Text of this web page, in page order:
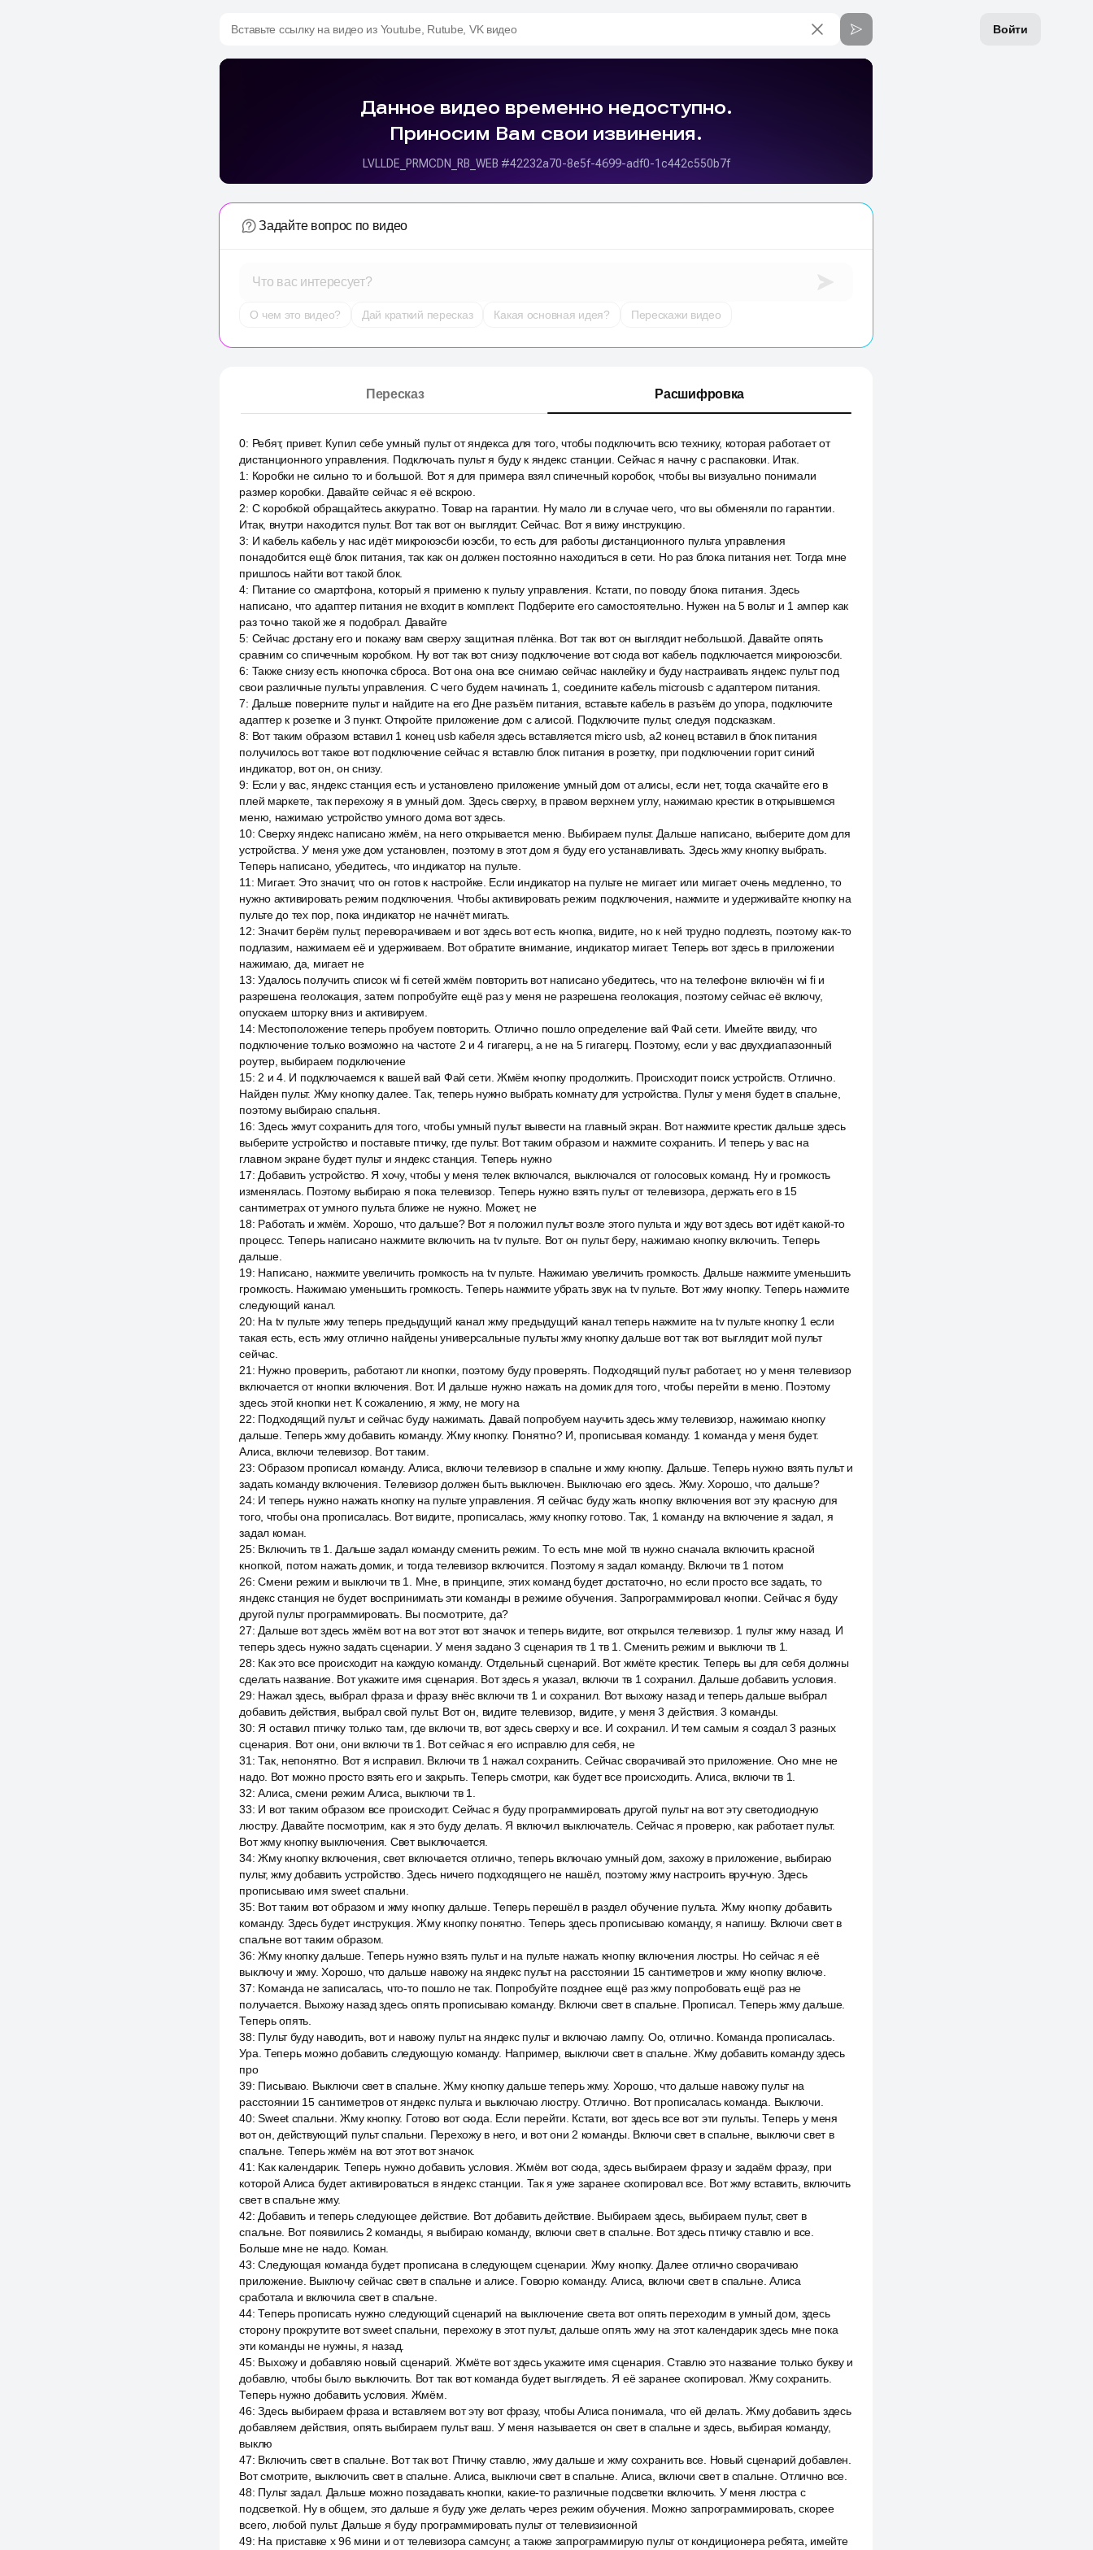
Войти
Вставьте ссылку на видео из Youtube, Rutube, VK видео
Задайте вопрос по видео
Что вас интересует?
О чем это видео? Дай краткий пересказ Какая основная идея? Перескажи видео
Пересказ Расшифровка
0: Ребят, привет. Купил себе умный пульт от яндекса для того, чтобы подключить всю технику, которая работает от
дистанционного управления. Подключать пульт я буду к яндекс станции. Сейчас я начну с распаковки. Итак.
1 : Коробки не сильно то и большой. Вот я для примера взял спичечный коробок, чтобы вы визуально понимали
размер коробки. Давайте сейчас я её вскрою.
2: С коробкой обращайтесь аккуратно. Товар на гарантии. Ну мало ли в случае чего, что вы обменяли по гарантии.
Итак, внутри находится пульт. Вот так вот он выглядит. Сейчас. Вот я вижу инструкцию.
3: И кабель кабель у нас идёт микроюэсби юэсби, то есть для работы дистанционного пульта управления
понадобится ещё блок питания, так как он должен постоянно находиться в сети. Но раз блока питания нет. Тогда мне
пришлось найти вот такой блок.
4: Питание со смартфона, который я применю к пульту управления. Кстати, по поводу блока питания. Здесь
написано, что адаптер питания не входит в комплект. Подберите его самостоятельно. Нужен на 5 вольт и 1 ампер как
раз точно такой же я подобрал. Давайте
5: Сейчас достану его и покажу вам сверху защитная плёнка. Вот так вот он выглядит небольшой. Давайте опять
сравним со спичечным коробком. Ну вот так вот снизу подключение вот сюда вот кабель подключается микроюэсби.
6: Также снизу есть кнопочка сброса. Вот она она все снимаю сейчас наклейку и буду настраивать яндекс пульт под
свои различные пульты управления. С чего будем начинать 1, соедините кабель microusb с адаптером питания.
7: Дальше поверните пульт и найдите на его Дне разъём питания, вставьте кабель в разъём до упора, подключите
адаптер к розетке и 3 пункт. Откройте приложение дом с алисой. Подключите пульт, следуя подсказкам.
8: Вот таким образом вставил 1 конец usb кабеля здесь вставляется micro usb, a2 конец вставил в блок питания
получилось вот такое вот подключение сейчас я вставлю блок питания в розетку, при подключении горит синий
индикатор, вот он, он снизу.
9: Если у вас, яндекс станция есть и установлено приложение умный дом от алисы, если нет, тогда скачайте его в
плей маркете, так перехожу я в умный дом. Здесь сверху, в правом верхнем углу, нажимаю крестик в открывшемся
меню, нажимаю устройство умного дома вот здесь.
10:Сверху яндекс написано жмём, на него открывается меню. Выбираем пульт. Дальше написано, выберите дом для
устройства. У меня уже дом установлен, поэтому в этот дом я буду его устанавливать. Здесь жму кнопку выбрать.
Теперь написано, убедитесь, что индикатор на пульте.
11 : Мигает. Это значит, что он готов к настройке. Если индикатор на пульте не мигает или мигает очень медленно, то
нужно активировать режим подключения. Чтобы активировать режим подключения, нажмите и удерживайте кнопку на
пульте до тех пор, пока индикатор не начнёт мигать.
12:Значит берём пульт, переворачиваем и вот здесь вот есть кнопка, видите, но к ней трудно подлезть, поэтому как-то
подлазим, нажимаем её и удерживаем. Вот обратите внимание, индикатор мигает. Теперь вот здесь в приложении
нажимаю, да, мигает не
13:Удалось получить список wi fi сетей жмём повторить вот написано убедитесь, что на телефоне включён wi fi и
разрешена геолокация, затем попробуйте ещё раз у меня не разрешена геолокация, поэтому сейчас её включу,
опускаем шторку вниз и активируем.
14: Местоположение теперь пробуем повторить. Отлично пошло определение вай Фай сети. Имейте ввиду, что
подключение только возможно на частоте 2 и 4 гигагерц, а не на 5 гигагерц. Поэтому, если у вас двухдиапазонный
роутер, выбираем подключение
15: 2 и 4. И подключаемся к вашей вай Фай сети. Жмём кнопку продолжить. Происходит поиск устройств. Отлично.
Найден пульт. Жму кнопку далее. Так, теперь нужно выбрать комнату для устройства. Пульт у меня будет в спальне,
поэтому выбираю спальня.
16:Здесь жмут сохранить для того, чтобы умный пульт вывести на главный экран. Вот нажмите крестик дальше здесь
выберите устройство и поставьте птичку, где пульт. Вот таким образом и нажмите сохранить. И теперь у вас на
главном экране будет пульт и яндекс станция. Теперь нужно
17: Добавить устройство. Я хочу, чтобы у меня телек включался, выключался от голосовых команд. Ну и громкость
изменялась. Поэтому выбираю я пока телевизор. Теперь нужно взять пульт от телевизора, держать его в 15
сантиметрах от умного пульта ближе не нужно. Может, не
18: Работать и жмём. Хорошо, что дальше? Вот я положил пульт возле этого пульта и жду вот здесь вот идёт какой-то
процесс. Теперь написано нажмите включить на tv пульте. Вот он пульт беру, нажимаю кнопку включить. Теперь
дальше.
19: Написано, нажмите увеличить громкость на tv пульте. Нажимаю увеличить громкость. Дальше нажмите уменьшить
громкость. Нажимаю уменьшить громкость. Теперь нажмите убрать звук на tv пульте. Вот жму кнопку. Теперь нажмите
следующий канал.
20: На tv пульте жму теперь предыдущий канал жму предыдущий канал теперь нажмите на tv пульте кнопку 1 если
такая есть, есть жму отлично найдены универсальные пульты жму кнопку дальше вот так вот выглядит мой пульт
сейчас.
21 : Нужно проверить, работают ли кнопки, поэтому буду проверять. Подходящий пульт работает, но у меня телевизор
включается от кнопки включения. Вот. И дальше нужно нажать на домик для того, чтобы перейти в меню. Поэтому
здесь этой кнопки нет. К сожалению, я жму, не могу на
22: Подходящий пульт и сейчас буду нажимать. Давай попробуем научить здесь жму телевизор, нажимаю кнопку
дальше. Теперь жму добавить команду. Жму кнопку. Понятно? И, прописывая команду. 1 команда у меня будет.
Алиса, включи телевизор. Вот таким.
23:Образом прописал команду. Алиса, включи телевизор в спальне и жму кнопку. Дальше. Теперь нужно взять пульт и
задать команду включения. Телевизор должен быть выключен. Выключаю его здесь. Жму. Хорошо, что дальше?
24: И теперь нужно нажать кнопку на пульте управления. Я сейчас буду жать кнопку включения вот эту красную для
того, чтобы она прописалась. Вот видите, прописалась, жму кнопку готово. Так, 1 команду на включение я задал, я
задал коман.
25: Включить тв 1. Дальше задал команду сменить режим. То есть мне мой тв нужно сначала включить красной
кнопкой, потом нажать домик, и тогда телевизор включится. Поэтому я задал команду. Включи тв 1 потом
26:Смени режим и выключи тв 1. Мне, в принципе, этих команд будет достаточно, но если просто все задать, то
яндекс станция не будет воспринимать эти команды в режиме обучения. Запрограммировал кнопки. Сейчас я буду
другой пульт программировать. Вы посмотрите, да?
27: Дальше вот здесь жмём вот на вот этот вот значок и теперь видите, вот открылся телевизор. 1 пульт жму назад. И
теперь здесь нужно задать сценарии. У меня задано 3 сценария тв 1 тв 1. Сменить режим и выключи тв 1.
28: Как это все происходит на каждую команду. Отдельный сценарий. Вот жмёте крестик. Теперь вы для себя должны
сделать название. Вот укажите имя сценария. Вот здесь я указал, включи тв 1 сохранил. Дальше добавить условия.
29: Нажал здесь, выбрал фраза и фразу внёс включи тв 1 и сохранил. Вот выхожу назад и теперь дальше выбрал
добавить действия, выбрал свой пульт. Вот он, видите телевизор, видите, у меня 3 действия. 3 команды.
30: Я оставил птичку только там, где включи тв, вот здесь сверху и все. И сохранил. И тем самым я создал 3 разных
сценария. Вот они, они включи тв 1. Вот сейчас я его исправлю для себя, не
31 :Так, непонятно. Вот я исправил. Включи тв 1 нажал сохранить. Сейчас сворачивай это приложение. Оно мне не
надо. Вот можно просто взять его и закрыть. Теперь смотри, как будет все происходить. Алиса, включи тв 1.
32:Алиса, смени режим Алиса, выключи тв 1.
33: И вот таким образом все происходит. Сейчас я буду программировать другой пульт на вот эту светодиодную
люстру. Давайте посмотрим, как я это буду делать. Я включил выключатель. Сейчас я проверю, как работает пульт.
Вот жму кнопку выключения. Свет выключается.
34:Жму кнопку включения, свет включается отлично, теперь включаю умный дом, захожу в приложение, выбираю
пульт, жму добавить устройство. Здесь ничего подходящего не нашёл, поэтому жму настроить вручную. Здесь
прописываю имя sweet спальни.
35: Вот таким вот образом и жму кнопку дальше. Теперь перешёл в раздел обучение пульта. Жму кнопку добавить
команду. Здесь будет инструкция. Жму кнопку понятно. Теперь здесь прописываю команду, я напишу. Включи свет в
спальне вот таким образом.
36:Жму кнопку дальше. Теперь нужно взять пульт и на пульте нажать кнопку включения люстры. Но сейчас я её
выключу и жму. Хорошо, что дальше навожу на яндекс пульт на расстоянии 15 сантиметров и жму кнопку включе.
37: Команда не записалась, что-то пошло не так. Попробуйте позднее ещё раз жму попробовать ещё раз не
получается. Выхожу назад здесь опять прописываю команду. Включи свет в спальне. Прописал. Теперь жму дальше.
Теперь опять.
38: Пульт буду наводить, вот и навожу пульт на яндекс пульт и включаю лампу. Оо, отлично. Команда прописалась.
Ура. Теперь можно добавить следующую команду. Например, выключи свет в спальне. Жму добавить команду здесь
про
39: Писываю. Выключи свет в спальне. Жму кнопку дальше теперь жму. Хорошо, что дальше навожу пульт на
расстоянии 15 сантиметров от яндекс пульта и выключаю люстру. Отлично. Вот прописалась команда. Выключи.
40:Sweet спальни. Жму кнопку. Готово вот сюда. Если перейти. Кстати, вот здесь все вот эти пульты. Теперь у меня
вот он, действующий пульт спальни. Перехожу в него, и вот они 2 команды. Включи свет в спальне, выключи свет в
спальне. Теперь жмём на вот этот вот значок.
41 : Как календарик. Теперь нужно добавить условия. Жмём вот сюда, здесь выбираем фразу и задаём фразу, при
которой Алиса будет активироваться в яндекс станции. Так я уже заранее скопировал все. Вот жму вставить, включить
свет в спальне жму.
42: Добавить и теперь следующее действие. Вот добавить действие. Выбираем здесь, выбираем пульт, свет в
спальне. Вот появились 2 команды, я выбираю команду, включи свет в спальне. Вот здесь птичку ставлю и все.
Больше мне не надо. Коман.
43:Следующая команда будет прописана в следующем сценарии. Жму кнопку. Далее отлично сворачиваю
приложение. Выключу сейчас свет в спальне и алисе. Говорю команду. Алиса, включи свет в спальне. Алиса
сработала и включила свет в спальне.
44:Теперь прописать нужно следующий сценарий на выключение света вот опять переходим в умный дом, здесь
сторону прокрутите вот sweet спальни, перехожу в этот пульт, дальше опять жму на этот календарик здесь мне пока
эти команды не нужны, я назад.
45: Выхожу и добавляю новый сценарий. Жмёте вот здесь укажите имя сценария. Ставлю это название только букву и
добавлю, чтобы было выключить. Вот так вот команда будет выглядеть. Я её заранее скопировал. Жму сохранить.
Теперь нужно добавить условия. Жмём.
46:Здесь выбираем фраза и вставляем вот эту вот фразу, чтобы Алиса понимала, что ей делать. Жму добавить здесь
добавляем действия, опять выбираем пульт ваш. У меня называется он свет в спальне и здесь, выбирая команду,
выклю
47: Включить свет в спальне. Вот так вот. Птичку ставлю, жму дальше и жму сохранить все. Новый сценарий добавлен.
Вот смотрите, выключить свет в спальне. Алиса, выключи свет в спальне. Алиса, включи свет в спальне. Отлично все.
48: Пульт задал. Дальше можно позадавать кнопки, какие-то различные подсветки включить. У меня люстра с
подсветкой. Ну в общем, это дальше я буду уже делать через режим обучения. Можно запрограммировать, скорее
всего, любой пульт. Дальше я буду программировать пульт от телевизионной
49: На приставке x 96 мини и от телевизора самсунг, а также запрограммирую пульт от кондиционера ребята, имейте